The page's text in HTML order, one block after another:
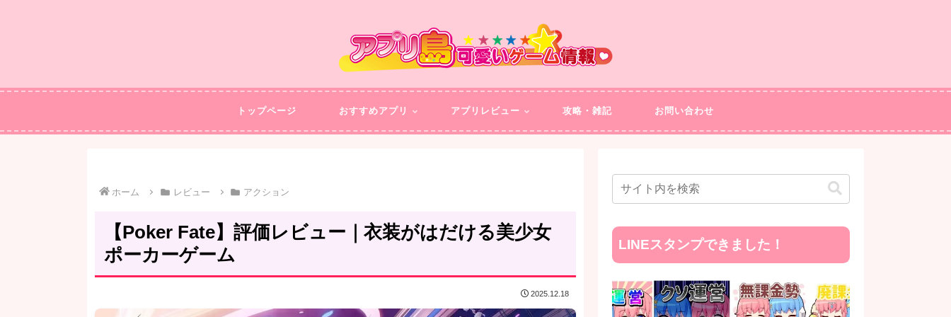
トップページ おすすめアプリ アプリレビュー 攻略・雑記 お問い合わせ
ホーム レビュー アクション
【Poker Fate】評価レビュー｜衣装がはだける美少女
ポーカーゲーム
2025.12.18
LINEスタンプできました！